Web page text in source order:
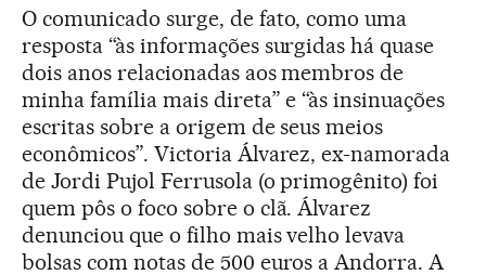
O comunicado surge, de fato, como uma
resposta “às informações surgidas há quase
dois anos relacionadas aos membros de
minha família mais direta” e “às insinuações
escritas sobre a origem de seus meios
econômicos”. Victoria Álvarez, ex-namorada
de Jordi Pujol Ferrusola (o primogênito) foi
quem pôs o foco sobre o clã. Álvarez
denunciou que o filho mais velho levava
bolsas com notas de 500 euros a Andorra. A